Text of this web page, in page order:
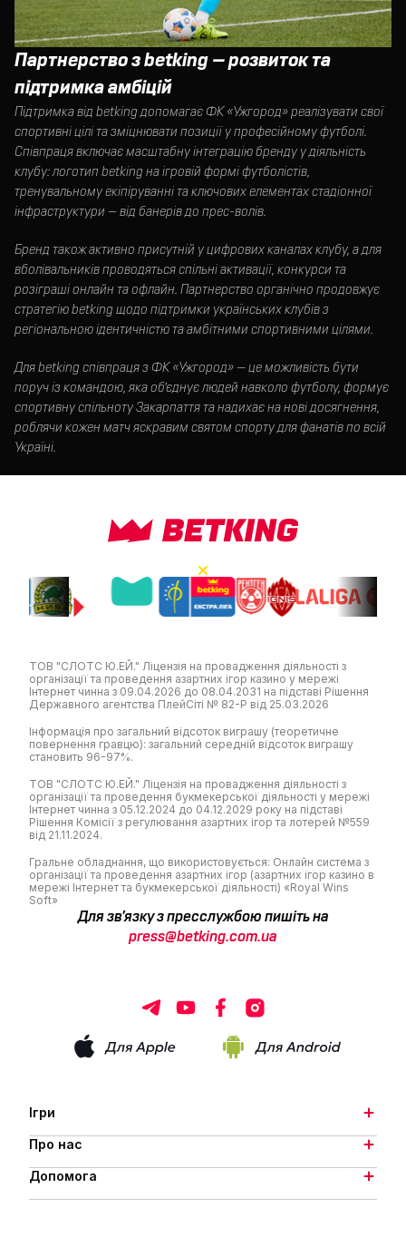
Партнерство з betking — розвиток та
підтримка амбіцій
Підтримка від betking допомагає ФК «Ужгород» реалізувати свої
спортивні цілі та зміцнювати позиції у професійному футболі.
Співпраця включає масштабну інтеграцію бренду у діяльність
клубу: логотип betking на ігровій формі футболістів,
тренувальному екіпіруванні та ключових елементах стадіонної
інфраструктури — від банерів до прес-волів.
Бренд також активно присутній у цифрових каналах клубу, а для
вболівальників проводяться спільні активації, конкурси та
розіграші онлайн та офлайн. Партнерство органічно продовжує
стратегію betking щодо підтримки українських клубів з
регіональною ідентичністю та амбітними спортивними цілями.
Для betking співпраця з ФК «Ужгород» — це можливість бути
поруч із командою, яка об’єднує людей навколо футболу, формує
спортивну спільноту Закарпаття та надихає на нові досягнення,
роблячи кожен матч яскравим святом спорту для фанатів по всій
Україні.
ТОВ "СЛОТС Ю.ЕЙ." Ліцензія на провадження діяльності з
організації та проведення азартних ігор казино у мережі
Інтернет чинна з 09.04.2026 до 08.04.2031 на підставі Рішення
Державного агентства ПлейСіті № 82-Р від 25.03.2026
Інформація про загальний відсоток виграшу (теоретичне
повернення гравцю): загальний середній відсоток виграшу
становить 96-97%.
ТОВ "СЛОТС Ю.ЕЙ." Ліцензія на провадження діяльності з
організації та проведення букмекерської діяльності у мережі
Інтернет чинна з 05.12.2024 до 04.12.2029 року на підставі
Рішення Комісії з регулювання азартних ігор та лотерей №559
від 21.11.2024.
Гральне обладнання, що використовується: Онлайн система з
організації та проведення азартних ігор (азартних ігор казино в
мережі Інтернет та букмекерської діяльності) «Royal Wins
Soft»‎
Для зв’язку з пресслужбою пишіть на
press@betking.com.ua
Ігри
Про нас
Допомога